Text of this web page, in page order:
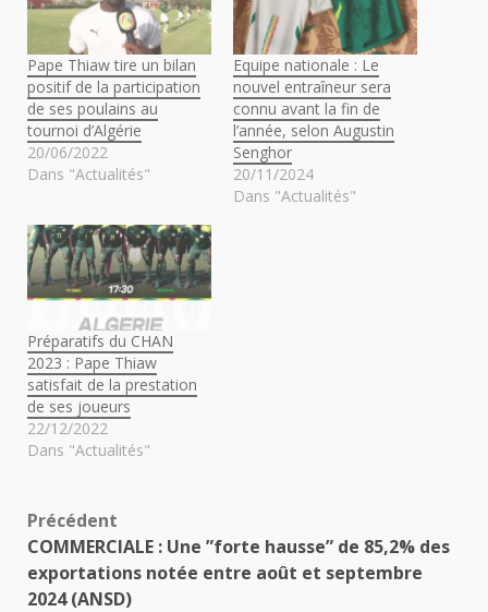
Pape Thiaw tire un bilan
positif de la participation
de ses poulains au
tournoi d’Algérie
20/06/2022
Dans "Actualités"
Equipe nationale : Le
nouvel entraîneur sera
connu avant la fin de
l’année, selon Augustin
Senghor
20/11/2024
Dans "Actualités"
Préparatifs du CHAN
2023 : Pape Thiaw
satisfait de la prestation
de ses joueurs
22/12/2022
Dans "Actualités"
Navigation
d’article
Précédent
COMMERCIALE : Une ”forte hausse” de 85,2% des
exportations notée entre août et septembre
2024 (ANSD)